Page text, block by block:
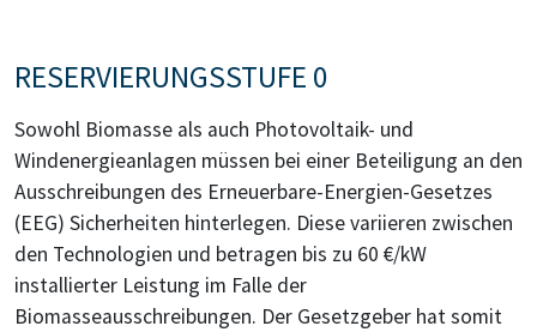
RESERVIERUNGSSTUFE 0
Sowohl Biomasse als auch Photovoltaik- und
Windenergieanlagen müssen bei einer Beteiligung an den
Ausschreibungen des Erneuerbare-Energien-Gesetzes
(EEG) Sicherheiten hinterlegen. Diese variieren zwischen
den Technologien und betragen bis zu 60 €/kW
installierter Leistung im Falle der
Biomasseausschreibungen. Der Gesetzgeber hat somit